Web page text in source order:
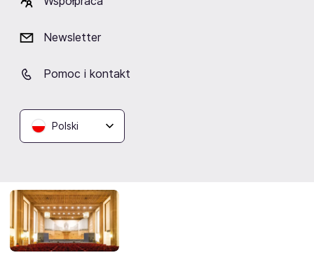
Newsletter
Pomoc i kontakt
Polski